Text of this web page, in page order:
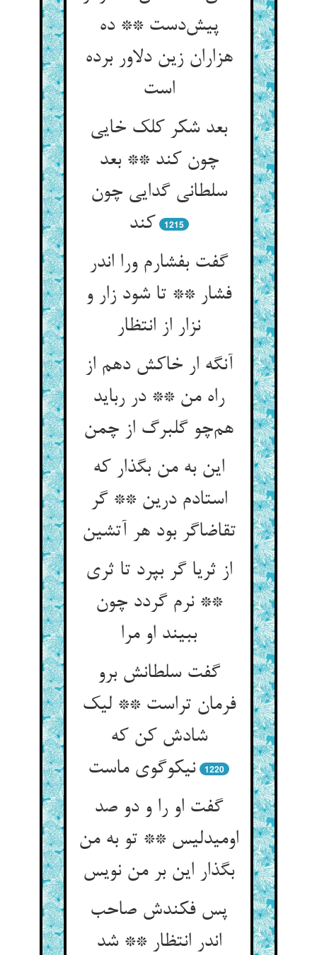
پیش‌دست ** ده
هزاران زین دلاور برده
است
بعد شکر کلک خایی
چون کند ** بعد
سلطانی گدایی چون
کند
1215
گفت بفشارم ورا اندر
فشار ** تا شود زار و
نزار از انتظار
آنگه ار خاکش دهم از
راه من ** در رباید
هم‌چو گلبرگ از چمن
این به من بگذار که
استادم درین ** گر
تقاضاگر بود هر آتشین
از ثریا گر بپرد تا ثری
** نرم گردد چون
ببیند او مرا
گفت سلطانش برو
فرمان تراست ** لیک
شادش کن که
نیکوگوی ماست
1220
گفت او را و دو صد
اومیدلیس ** تو به من
بگذار این بر من نویس
پس فکندش صاحب
اندر انتظار ** شد